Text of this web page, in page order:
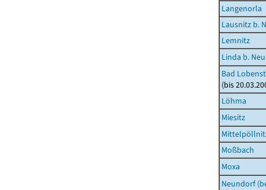
Langenorla
Lausnitz b.
Lemnitz
Linda b.
Bad
(bis
Löhma
Miesitz
Moßbach
Moxa
Neundorf